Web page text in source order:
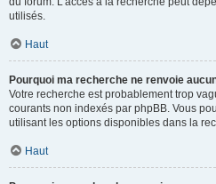
utilisés.
Haut
Pourquoi ma recherche ne renvoie
Votre recherche est probablement trop
courants non indexés par phpBB. Vous
utilisant les options disponibles dans la
Haut